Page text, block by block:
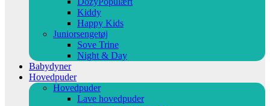
Kiddy
Happy Kids
Juniorsengetøj
Sove Trine
Night & Day
Babydyner
Hovedpuder
Hovedpuder
Lave hovedpuder